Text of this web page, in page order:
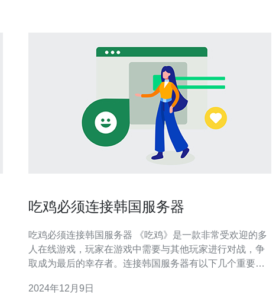
吃鸡必须连接韩国服务器
吃鸡必须连接韩国服务器 《吃鸡》是一款非常受欢迎的多
人在线游戏，玩家在游戏中需要与其他玩家进行对战，争
取成为最后的幸存者。连接韩国服务器有以下几个重要原
拥有高速、稳定的网络连接，连接韩国服务器可以保证较
2024年12月9日